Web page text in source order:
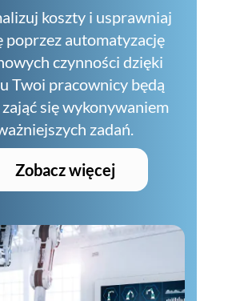
koszty i usprawniaj
poprzez automatyzację
czynności dzięki
Twoi pracownicy będą
się wykonywaniem
zadań.
Zobacz więcej